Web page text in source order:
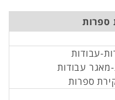
ספרות
עבודות
מאגר עבודות
ספרות